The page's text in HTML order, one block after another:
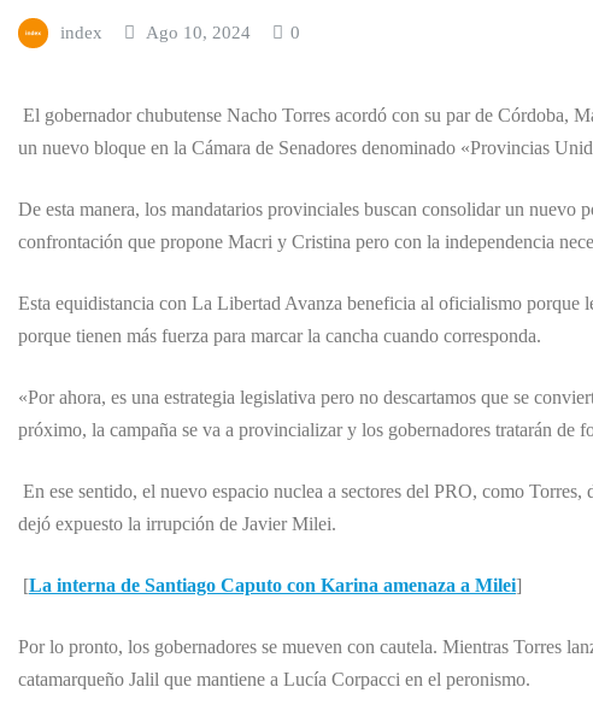
index Ago 10, 2024 0
El gobernador chubutense Nacho Torres acordó con su par de
un nuevo bloque en la Cámara de Senadores denominado «Provincias
De esta manera, los mandatarios provinciales buscan consolidar un
confrontación que propone Macri y Cristina pero con la independencia
Esta equidistancia con La Libertad Avanza beneficia al oficialismo porque
porque tienen más fuerza para marcar la cancha cuando corresponda.
«Por ahora, es una estrategia legislativa pero no descartamos que se
próximo, la campaña se va a provincializar y los gobernadores tratarán de
En ese sentido, el nuevo espacio nuclea a sectores del PRO, como
dejó expuesto la irrupción de Javier Milei.
[La interna de Santiago Caputo con Karina amenaza a Milei]
Por lo pronto, los gobernadores se mueven con cautela. Mientras Torres
catamarqueño Jalil que mantiene a Lucía Corpacci en el peronismo.